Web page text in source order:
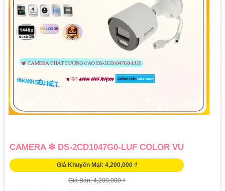
CAMERA ❇ DS-2CD1047G0-LUF COLOR VU
Giá Khuyến Mại: 4,200,000 ₫
Giá Bán: 4,200,000 ₫